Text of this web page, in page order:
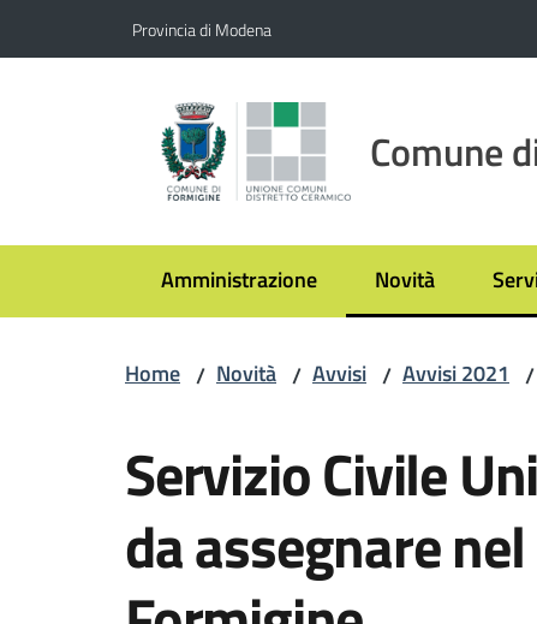
Provincia di Modena
Comune
Amministrazione Novità
Menu selezionato
Home / Novità / Avvisi / Avvisi 2021 /
Servizio Civile
da assegnare